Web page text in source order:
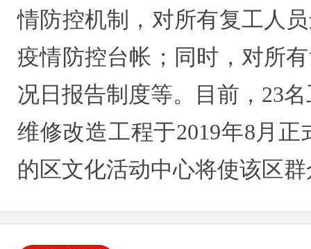
情防控机制，对所有复工人
疫情防控台帐；同时，对所
况日报告制度等。目前，23
维修改造工程于2019年8月
的区文化活动中心将使该区